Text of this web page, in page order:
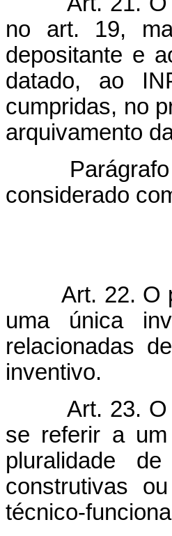
no art. 19,
depositante e
datado, ao
cumpridas, no
arquivamento
considerado
Art. 22. O
uma única
relacionadas
inventivo.
Art. 23.
se referir a
pluralidade
construtivas
técnico-